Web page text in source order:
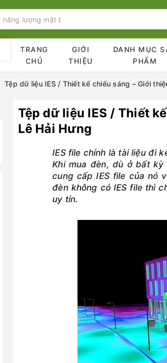
Bạn chưa xem
TRANG
CHỦ
GIỚI
THIỆU
DANH MỤC
PHẨM
Tệp dữ liệu IES / Thiết kế chiếu sáng – Giới
Tệp dữ liệu IES / Thiết
Lê Hải Hưng
IES file chính là tài liệu đi
Khi mua đèn, dù ở bất
cung cấp IES file của nó
đèn không có IES file thì
uy tín.